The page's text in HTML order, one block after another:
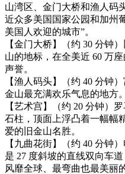
山湾区、金门大桥和渔人码
近众多美国国家公园和加州
美国人欢迎的城市”。
【金门大桥】（约 30 分钟
山的地标，在全美近 60 万
声誉。
【渔人码头】（约 40 分钟
金山最充满欢乐气息的地方。
【艺术宫】（约 20 分钟）
石柱，顶面上浮凸着一幅幅
爱的旧金山名胜。
【九曲花街】（约 40 分钟
是 27 度斜坡的直线双向车
风靡全球、最弯曲也最美丽